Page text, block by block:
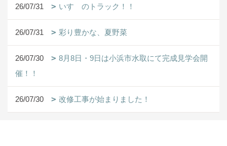
26/07/31 いすゞのトラック！！
26/07/31 彩り豊かな、夏野菜
26/07/30
8月8日・9日は小浜市水取にて完成見学会開
催！！
26/07/30 改修工事が始まりました！